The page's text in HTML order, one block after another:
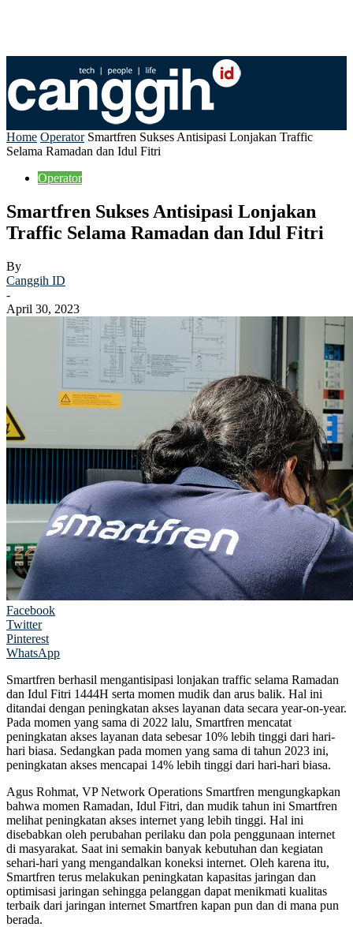
Home Operator Smartfren Sukses Antisipasi Lonjakan Traffic
Selama Ramadan dan Idul Fitri
Operator
Smartfren Sukses Antisipasi Lonjakan
Traffic Selama Ramadan dan Idul Fitri
By
Canggih ID
-
April 30, 2023
Facebook
Twitter
Pinterest
WhatsApp
Smartfren berhasil mengantisipasi lonjakan traffic selama Ramadan
dan Idul Fitri 1444H serta momen mudik dan arus balik. Hal ini
ditandai dengan peningkatan akses layanan data secara year-on-year.
Pada momen yang sama di 2022 lalu, Smartfren mencatat
peningkatan akses layanan data sebesar 10% lebih tinggi dari hari-
hari biasa. Sedangkan pada momen yang sama di tahun 2023 ini,
peningkatan akses mencapai 14% lebih tinggi dari hari-hari biasa.
Agus Rohmat, VP Network Operations Smartfren mengungkapkan
bahwa momen Ramadan, Idul Fitri, dan mudik tahun ini Smartfren
melihat peningkatan akses internet yang lebih tinggi. Hal ini
disebabkan oleh perubahan perilaku dan pola penggunaan internet
di masyarakat. Saat ini semakin banyak kebutuhan dan kegiatan
sehari-hari yang mengandalkan koneksi internet. Oleh karena itu,
Smartfren terus melakukan peningkatan kapasitas jaringan dan
optimisasi jaringan sehingga pelanggan dapat menikmati kualitas
terbaik dari jaringan internet Smartfren kapan pun dan di mana pun
berada.